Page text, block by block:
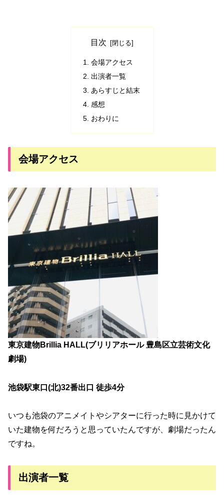
目次
会場アクセス
出演者一覧
あらすじと結末
感想
おわりに
会場アクセス
東京建物Brillia HALL(ブリリアホール 豊島区立芸術文化
劇場)
池袋駅東口(北)32番出口 徒歩4分
いつも池袋のアニメイトやシアターに行った時に見かけて
いた建物を何だろうと思っていたんですが、劇場だったん
ですね。
出演者一覧